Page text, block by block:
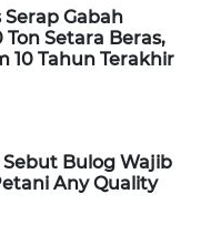
Serap Gabah
Ton Setara Beras,
10 Tahun Terakhir
Bulog Wajib
Any Quality